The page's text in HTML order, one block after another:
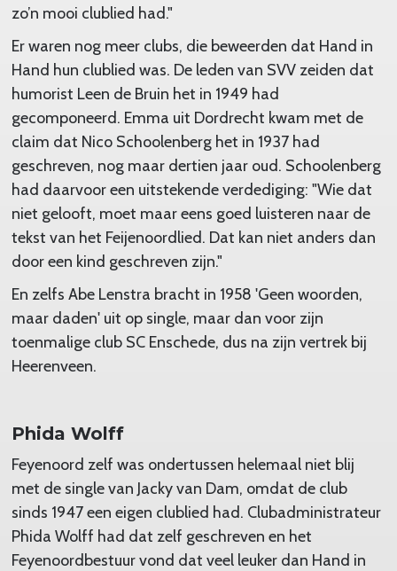
zo’n mooi clublied had."
Er waren nog meer clubs, die beweerden dat Hand in
Hand hun clublied was. De leden van SVV zeiden dat
humorist Leen de Bruin het in 1949 had
gecomponeerd. Emma uit Dordrecht kwam met de
claim dat Nico Schoolenberg het in 1937 had
geschreven, nog maar dertien jaar oud. Schoolenberg
had daarvoor een uitstekende verdediging: "Wie dat
niet gelooft, moet maar eens goed luisteren naar de
tekst van het Feijenoordlied. Dat kan niet anders dan
door een kind geschreven zijn."
En zelfs Abe Lenstra bracht in 1958 'Geen woorden,
maar daden' uit op single, maar dan voor zijn
toenmalige club SC Enschede, dus na zijn vertrek bij
Heerenveen.
Phida Wolff
Feyenoord zelf was ondertussen helemaal niet blij
met de single van Jacky van Dam, omdat de club
sinds 1947 een eigen clublied had. Clubadministrateur
Phida Wolff had dat zelf geschreven en het
Feyenoordbestuur vond dat veel leuker dan Hand in